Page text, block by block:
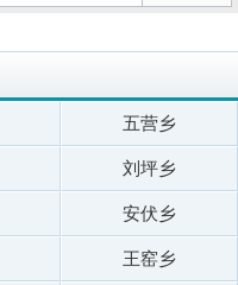
五营乡
刘坪乡
安伏乡
王窑乡